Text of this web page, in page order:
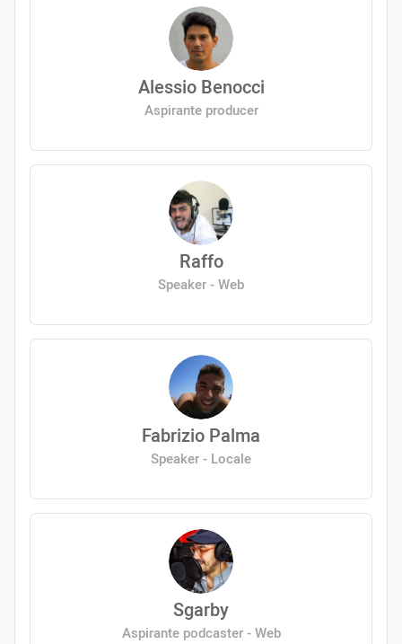
Alessio Benocci
Aspirante producer
Raffo
Speaker - Web
Fabrizio Palma
Speaker - Locale
Sgarby
Aspirante podcaster - Web